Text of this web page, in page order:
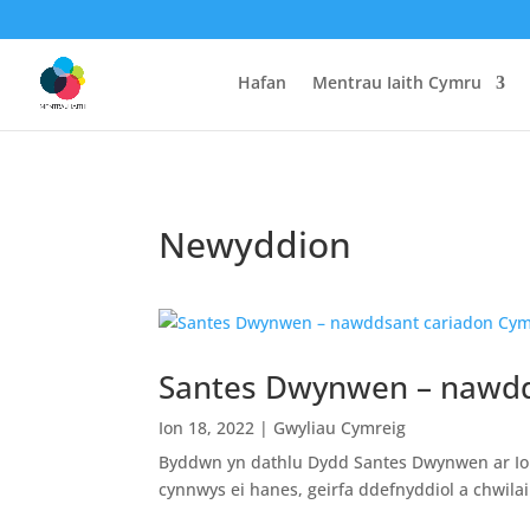
Hafan Mentrau Iaith Cymru
Newyddion
Santes Dwynwen –
Ion 18, 2022 | Gwyliau Cymreig
Byddwn yn dathlu Dydd Santes Dwynwen ar
cynnwys ei hanes, geirfa ddefnyddiol a